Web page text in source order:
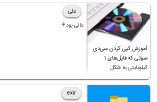
آموزش کپی کردن سی‌دی
صوتی که فایل‌های ۱
کیلوبایتی به شکل
شورت‌کات در آن موجود
است!
علی
عالی بود⚘
exir